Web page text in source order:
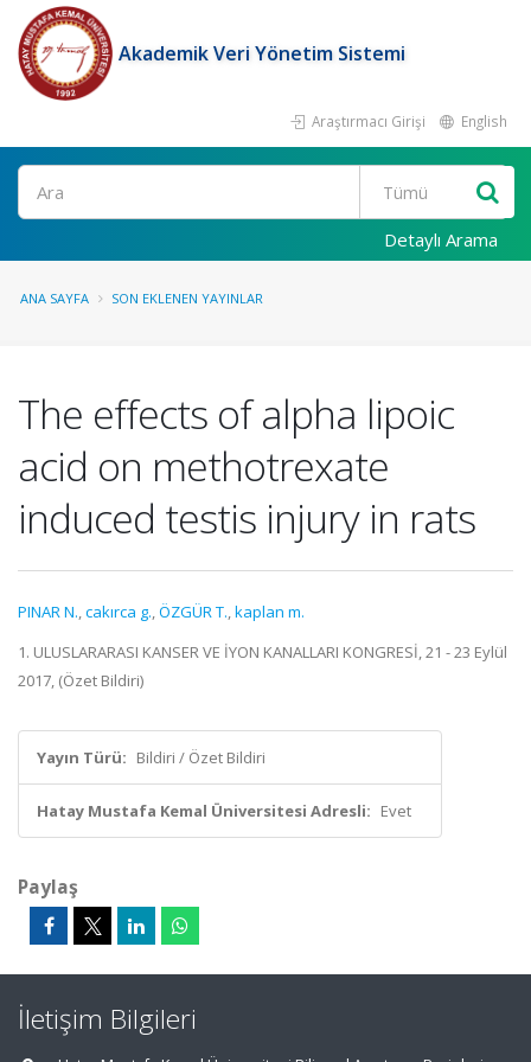
Akademik Veri Yönetim Sistemi
Araştırmacı Girişi English
Ara
Detaylı Arama
ANA SAYFA SON EKLENEN YAYINLAR
The effects of alpha lipoic
acid on methotrexate
induced testis injury in rats
PINAR N.,cakırca g.,ÖZGÜR T.,kaplan m.
1. ULUSLARARASI KANSER VE İYON KANALLARI KONGRESİ, 21 - 23 Eylül
2017, (Özet Bildiri)
Yayın Türü: Bildiri / Özet Bildiri
Hatay Mustafa Kemal Üniversitesi Adresli: Evet
Paylaş
İletişim Bilgileri